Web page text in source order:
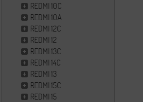
REDMI 10C
REDMI 10A
REDMI 12C
REDMI 12
REDMI 13C
REDMI 14C
REDMI 13
REDMI 15C
REDMI 15